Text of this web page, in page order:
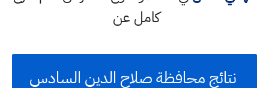
كامل عن
نتائج محافظة صلاح الدين السادس